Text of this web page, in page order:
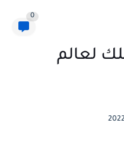
0
لعالم